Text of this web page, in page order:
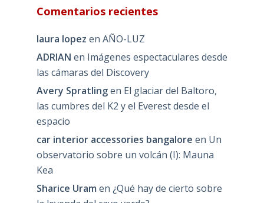
Comentarios recientes
laura lopez en AÑO-LUZ
ADRIAN en Imágenes espectaculares desde
las cámaras del Discovery
Avery Spratlingen El glaciar del Baltoro,
las cumbres del K2 y el Everest desde el
espacio
car interior accessories bangalore en Un
observatorio sobre un volcán (I): Mauna
Kea
Sharice Uram en ¿Qué hay de cierto sobre